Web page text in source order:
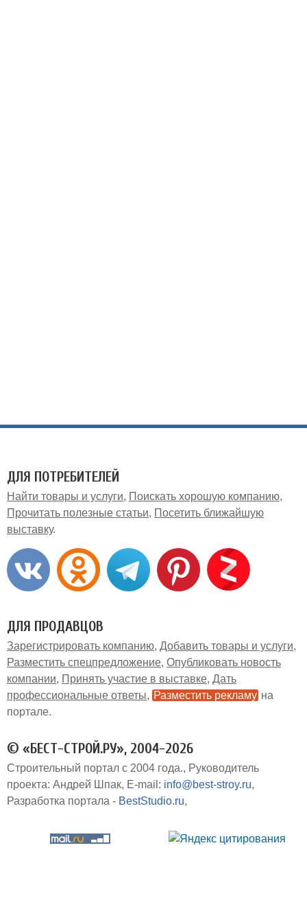
ДЛЯ ПОТРЕБИТЕЛЕЙ
Найти товары и услуги
Поискать хорошую компанию
Прочитать полезные статьи
Посетить ближайшую
выставку
ДЛЯ ПРОДАВЦОВ
Зарегистрировать компанию Добавить товары и услуги
Разместить спецпредложение Опубликовать новость
компании
Принять участие в выставке Дать
профессиональные ответы
Разместить рекламу на
портале
© «БЕСТ-СТРОЙ.РУ», 2004-2026
Строительный портал с 2004 года.
Руководитель
проекта: Андрей Шпак E-mail: info@best-stroy.ru
Разработка портала - BestStudio.ru